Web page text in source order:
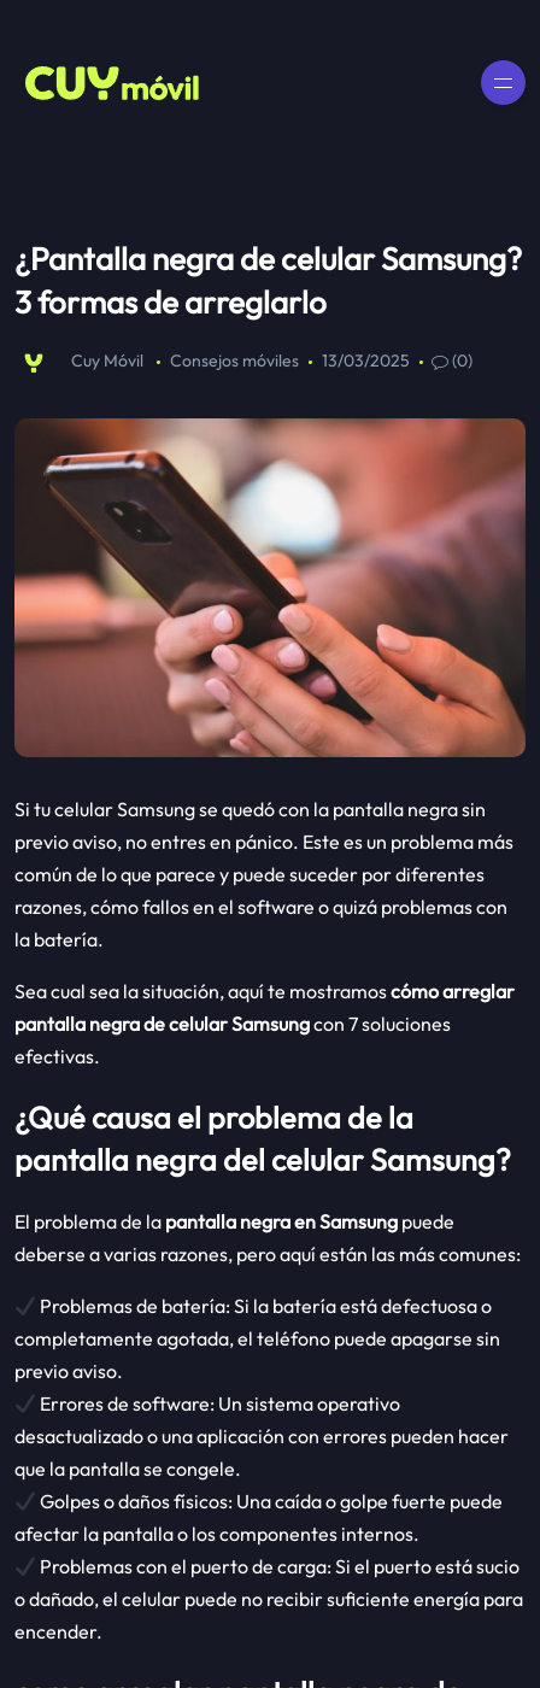
¿Pantalla negra de celular Samsung?
3 formas de arreglarlo
Cuy Móvil Consejos móviles 13/03/2025 (0)
Si tu celular Samsung se quedó con la pantalla negra sin
previo aviso, no entres en pánico. Este es un problema más
común de lo que parece y puede suceder por diferentes
razones, cómo fallos en el software o quizá problemas con
la batería.
Sea cual sea la situación, aquí te mostramoscómo arreglar
pantalla negra de celular Samsungcon 7 soluciones
efectivas.
¿Qué causa el problema de la
pantalla negra del celular Samsung?
El problema de la pantalla negra en Samsung puede
deberse a varias razones, pero aquí están las más comunes:
Problemas de batería: Si la batería está defectuosa o
completamente agotada, el teléfono puede apagarse sin
previo aviso.
Errores de software: Un sistema operativo
desactualizado o una aplicación con errores pueden hacer
que la pantalla se congele.
Golpes o daños físicos: Una caída o golpe fuerte puede
afectar la pantalla o los componentes internos.
Problemas con el puerto de carga: Si el puerto está sucio
o dañado, el celular puede no recibir suficiente energía para
encender.